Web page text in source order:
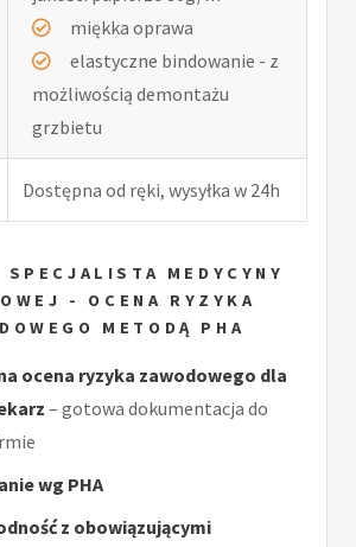
miękka oprawa
elastyczne bindowanie - z
możliwością demontażu
grzbietu
Dostępna od ręki, wysyłka w 24h
MEDYCYNY
- OCENA RYZYKA
METODĄ PHA
ocena ryzyka zawodowego dla
– gotowa dokumentacja do
wg PHA
z obowiązującymi